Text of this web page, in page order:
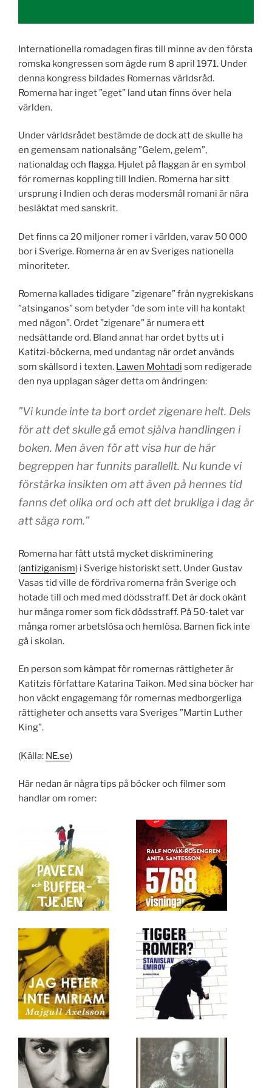
Internationella romadagen firas till minne av den första
romska kongressen som ägde rum 8 april 1971. Under
denna kongress bildades Romernas världsråd.
Romerna har inget ”eget” land utan finns över hela
världen.
Under världsrådet bestämde de dock att de skulle ha
en gemensam nationalsång ”Gelem, gelem”,
nationaldag och flagga. Hjulet på flaggan är en symbol
för romernas koppling till Indien. Romerna har sitt
ursprung i Indien och deras modersmål romani är nära
besläktat med sanskrit.
Det finns ca 20 miljoner romer i världen, varav 50 000
bor i Sverige. Romerna är en av Sveriges nationella
minoriteter.
Romerna kallades tidigare ”zigenare” från nygrekiskans
”atsinganos” som betyder ”de som inte vill ha kontakt
med någon”. Ordet ”zigenare” är numera ett
nedsättande ord. Bland annat har ordet bytts ut i
Katitzi-böckerna, med undantag när ordet används
som skällsord i texten. Lawen Mohtadi som redigerade
den nya upplagan säger detta om ändringen:
”Vi kunde inte ta bort ordet zigenare helt. Dels
för att det skulle gå emot själva handlingen i
boken. Men även för att visa hur de här
begreppen har funnits parallellt. Nu kunde vi
förstärka insikten om att även på hennes tid
fanns det olika ord och att det brukliga i dag är
att säga rom.”
Romerna har fått utstå mycket diskriminering
(antiziganism) i Sverige historiskt sett. Under Gustav
Vasas tid ville de fördriva romerna från Sverige och
hotade till och med med dödsstraff. Det är dock okänt
hur många romer som fick dödsstraff. På 50-talet var
många romer arbetslösa och hemlösa. Barnen fick inte
gå i skolan.
En person som kämpat för romernas rättigheter är
Katitzis författare Katarina Taikon. Med sina böcker har
hon väckt engagemang för romernas medborgerliga
rättigheter och ansetts vara Sveriges ”Martin Luther
King”.
(Källa: NE.se)
Här nedan är några tips på böcker och filmer som
handlar om romer: